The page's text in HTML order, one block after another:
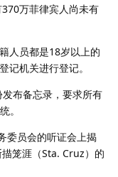
万菲律宾人尚未有
人员都是18岁以上的
记机关进行登记。
布备忘录，要求所有
。
委员会的听证会上揭
笼涯（Sta. Cruz）的